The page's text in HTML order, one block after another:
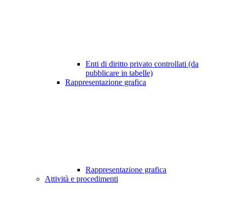
Enti di diritto privato controllati (da
pubblicare in tabelle)
Rappresentazione grafica
Rappresentazione grafica
Attività e procedimenti